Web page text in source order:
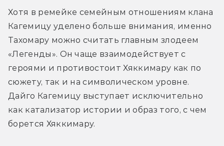
Хотя в ремейке семейным отношениям клана
Кагемицу уделено больше внимания, именно
Тахомару можно считать главным злодеем
«Легенды». Он чаще взаимодействует с
героями и противостоит Хяккимару как по
сюжету, так и на символическом уровне.
Дайго Кагемицу выступает исключительно
как катализатор истории и образ того, с чем
борется Хяккимару.